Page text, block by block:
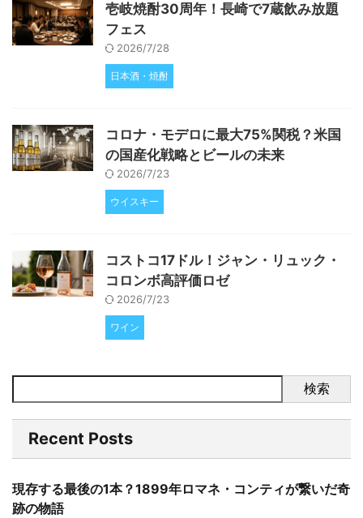
壱岐焼酎30周年！長崎で7蔵飲み放題
フェス
2026/7/28
日本酒・焼酎
コロナ・モデロに最大75%関税？米国
の国産化戦略とビールの未来
2026/7/23
ウイスキー
コストコ17ドル！ジャン・リュック・
コロンボ高評価ロゼ
2026/7/23
ワイン
検索
Recent Posts
現存する最後の1本？1899年ロマネ・コンティが繋いだ奇
跡の物語